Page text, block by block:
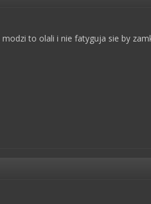
to olali i nie fatyguja sie by